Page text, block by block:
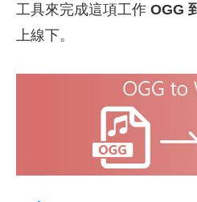
工具來完成這項工作 OGG
上線下。